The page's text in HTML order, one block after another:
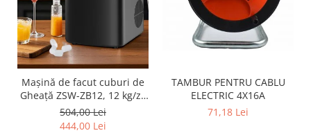
Mașină de facut cuburi de
Gheață ZSW-ZB12, 12 kg/zi,
Rezervor 1.2L, Panou Tactil,
Design Compact, Negru
504,00 Lei
444,00 Lei
TAMBUR PENTRU CABLU
ELECTRIC 4X16A
71,18 Lei